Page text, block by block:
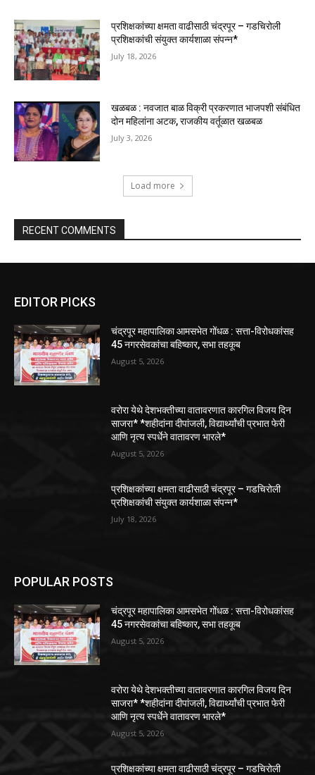
प्रशिक्षकांच्या क्षमता वाढीसाठी चंद्रपूर – गडचिरोली
प्रशिक्षकांची संयुक्त कार्यशाळा संपन्न*
July 18, 2026
खळबळ : नवजात बाळ विक्री प्रकरणात भाजपशी संबंधित
दोन महिलांना अटक, राजकीय वर्तूळात खळबळ
July 3, 2026
Load more
RECENT COMMENTS
EDITOR PICKS
चंद्रपूर महापालिका आमसभेत गोंधळ : सत्ता-विरोधकांसह
45 नगरसेवकांचा बहिष्कार, सभा तहकूब
August 5, 2026
वरोरा येथे देशभक्तीच्या वातावरणात कारगिल विजय दिन
साजरा* *शहीदांना दीपांजली, विद्यार्थ्यांची प्रभात फेरी
आणि नृत्य स्पर्धेने वातावरण भारले*
August 5, 2026
प्रशिक्षकांच्या क्षमता वाढीसाठी चंद्रपूर – गडचिरोली
प्रशिक्षकांची संयुक्त कार्यशाळा संपन्न*
July 18, 2026
POPULAR POSTS
चंद्रपूर महापालिका आमसभेत गोंधळ : सत्ता-विरोधकांसह
45 नगरसेवकांचा बहिष्कार, सभा तहकूब
August 5, 2026
वरोरा येथे देशभक्तीच्या वातावरणात कारगिल विजय दिन
साजरा* *शहीदांना दीपांजली, विद्यार्थ्यांची प्रभात फेरी
आणि नृत्य स्पर्धेने वातावरण भारले*
August 5, 2026
प्रशिक्षकांच्या क्षमता वाढीसाठी चंद्रपूर – गडचिरोली